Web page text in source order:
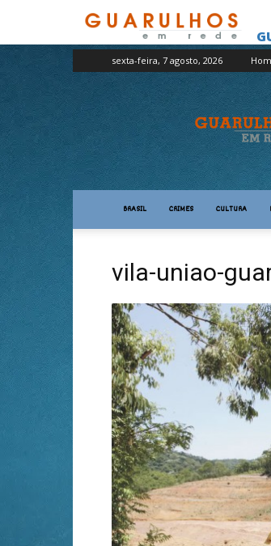
sexta-feira, 7 agosto, 2026
Guarulhos
em
Rede
BRASIL CRIMES CULTURA
vila-uniao-